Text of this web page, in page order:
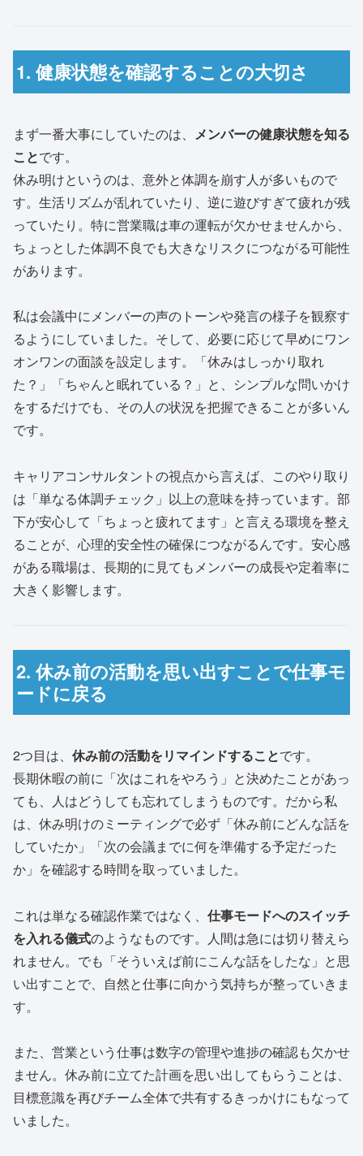
1. 健康状態を確認することの大切さ
まず一番大事にしていたのは、
メンバーの健康状態を知る
ことです。
休み明けというのは、意外と体調を崩す人が多いもので
す。生活リズムが乱れていたり、逆に遊びすぎて疲れが残
っていたり。特に営業職は車の運転が欠かせませんから、
ちょっとした体調不良でも大きなリスクにつながる可能性
があります。
私は会議中にメンバーの声のトーンや発言の様子を観察す
るようにしていました。そして、必要に応じて早めにワン
オンワンの面談を設定します。「休みはしっかり取れ
た？」「ちゃんと眠れている？」と、シンプルな問いかけ
をするだけでも、その人の状況を把握できることが多いん
です。
キャリアコンサルタントの視点から言えば、このやり取り
は「単なる体調チェック」以上の意味を持っています。部
下が安心して「ちょっと疲れてます」と言える環境を整え
ることが、心理的安全性の確保につながるんです。安心感
がある職場は、長期的に見てもメンバーの成長や定着率に
大きく影響します。
2. 休み前の活動を思い出すことで仕事モ
ードに戻る
2つ目は、 休み前の活動をリマインドすることです。
長期休暇の前に「次はこれをやろう」と決めたことがあっ
ても、人はどうしても忘れてしまうものです。だから私
は、休み明けのミーティングで必ず「休み前にどんな話を
していたか」「次の会議までに何を準備する予定だった
か」を確認する時間を取っていました。
これは単なる確認作業ではなく、 仕事モードへのスイッチ
を入れる儀式のようなものです。人間は急には切り替えら
れません。でも「そういえば前にこんな話をしたな」と思
い出すことで、自然と仕事に向かう気持ちが整っていきま
す。
また、営業という仕事は数字の管理や進捗の確認も欠かせ
ません。休み前に立てた計画を思い出してもらうことは、
目標意識を再びチーム全体で共有するきっかけにもなって
いました。